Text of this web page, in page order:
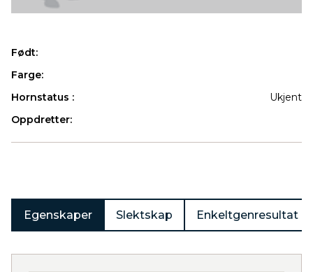
Født:
Farge:
Hornstatus :
Ukjent
Oppdretter:
Egenskaper Slektskap Enkeltgenresultat